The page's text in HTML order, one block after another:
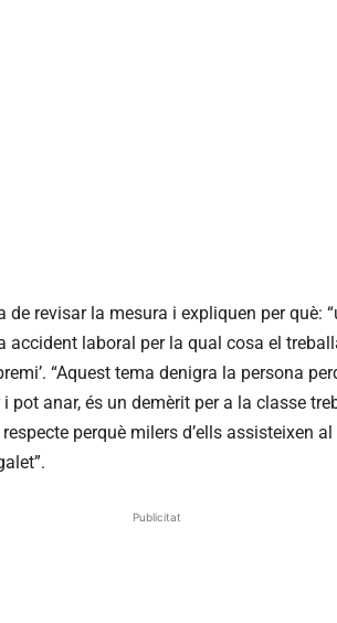
de revisar la mesura i expliquen per què:
accident laboral per la qual cosa el
“Aquest tema denigra la persona
pot anar, és un demèrit per a la classe
perquè milers d’ells assisteixen
Publicitat